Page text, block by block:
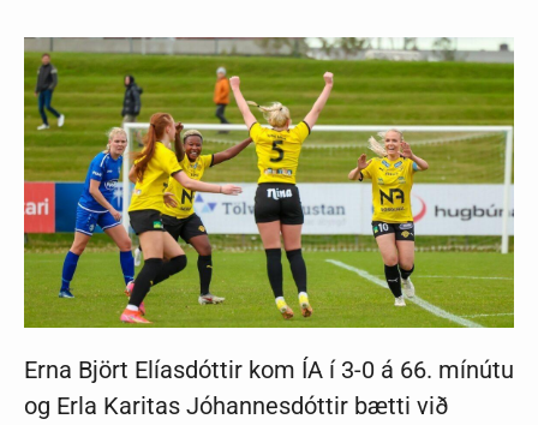
Erna Björt Elíasdóttir kom ÍA í 3-0 á 66. mínútu
og Erla Karitas Jóhannesdóttir bætti við